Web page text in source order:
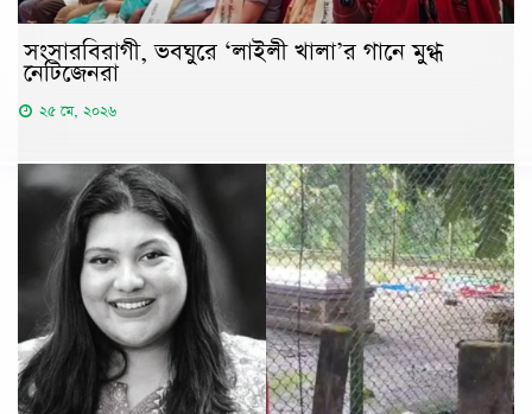
সংসারবিরাগী, ভবঘুরে ‘লাইলী খালা’র গানে মুগ্ধ
নেটিজেনরা
২৫ মে, ২০২৬